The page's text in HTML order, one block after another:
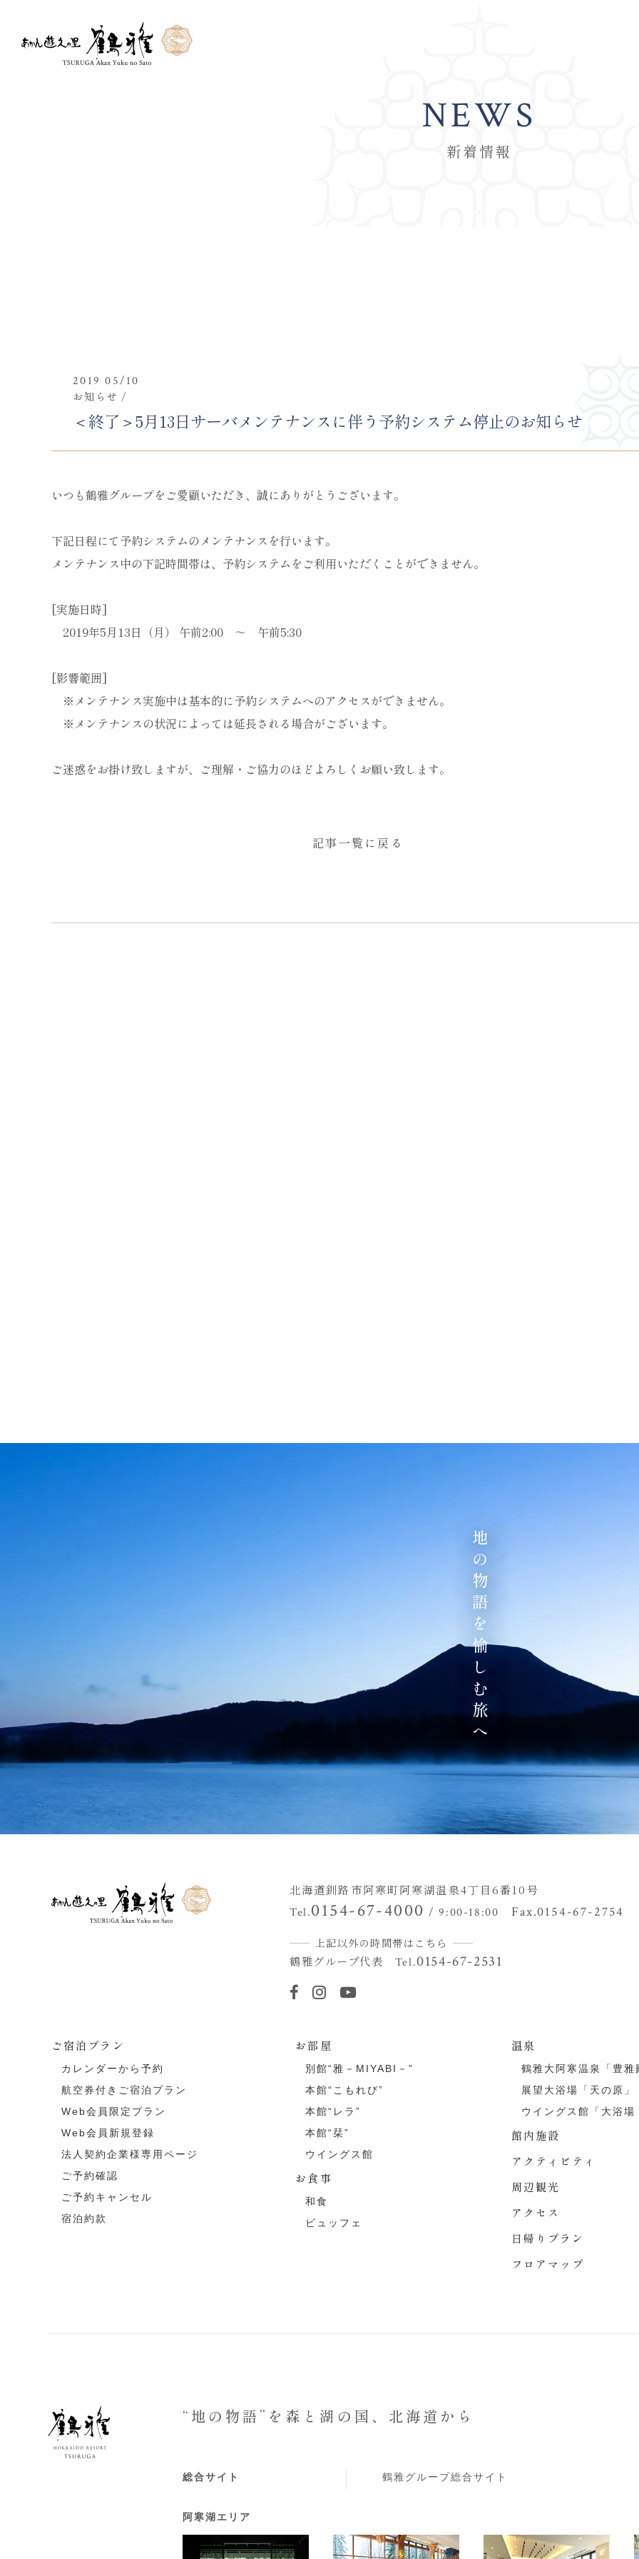
NEWS
新着情報
2019 05/10
お知らせ
＜終了＞5月13日サーバメンテナンスに伴う予約システム停止のお知らせ
いつも鶴雅グループをご愛顧いただき、誠にありがとうございます。
下記日程にて予約システムのメンテナンスを行います。
メンテナンス中の下記時間帯は、予約システムをご利用いただくことができません。
[実施日時]
2019年5月13日（月） 午前2:00 ～ 午前5:30
[影響範囲]
※メンテナンス実施中は基本的に予約システムへのアクセスができません。
※メンテナンスの状況によっては延長される場合がございます。
ご迷惑をお掛け致しますが、ご理解・ご協力のほどよろしくお願い致します。
記事一覧に戻る
地の物語を愉しむ旅へ
北海道釧路市阿寒町阿寒湖温泉4丁目6番10号
Tel.0154-67-4000 / 9:00-18:00 Fax.0154-67-2754
上記以外の時間帯はこちら
鶴雅グループ代表 Tel.0154-67-2531
ご宿泊プラン
カレンダーから予約
航空券付きご宿泊プラン
Web会員限定プラン
Web会員新規登録
法人契約企業様専用ページ
ご予約確認
ご予約キャンセル
宿泊約款
お部屋
別館“雅－MIYABI－”
本館“こもれび”
本館“レラ”
本館“栞”
ウイングス館
お食事
和食
ビュッフェ
温泉
鶴雅大阿寒温泉「豊雅
展望大浴場「天の原」
ウイングス館「大浴場
館内施設
アクティビティ
周辺観光
アクセス
日帰りプラン
フロアマップ
“地の物語”を森と湖の国、 北海道から
総合サイト 鶴雅グループ総合サイト
阿寒湖エリア